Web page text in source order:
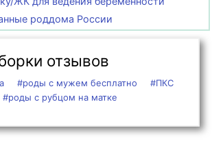
роддома России
отзывов
#роды с мужем бесплатно
#ПКС
#роды с рубцом на матке